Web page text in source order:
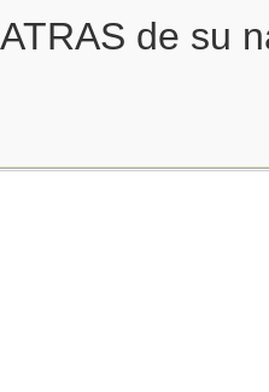
de su